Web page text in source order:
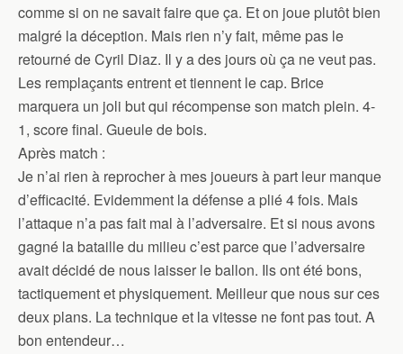
comme si on ne savait faire que ça. Et on joue plutôt bien
malgré la déception. Mais rien n’y fait, même pas le
retourné de Cyril Diaz. Il y a des jours où ça ne veut pas.
Les remplaçants entrent et tiennent le cap. Brice
marquera un joli but qui récompense son match plein. 4-
1, score final. Gueule de bois.
Après match :
Je n’ai rien à reprocher à mes joueurs à part leur manque
d’efficacité. Evidemment la défense a plié 4 fois. Mais
l’attaque n’a pas fait mal à l’adversaire. Et si nous avons
gagné la bataille du milieu c’est parce que l’adversaire
avait décidé de nous laisser le ballon. Ils ont été bons,
tactiquement et physiquement. Meilleur que nous sur ces
deux plans. La technique et la vitesse ne font pas tout. A
bon entendeur…